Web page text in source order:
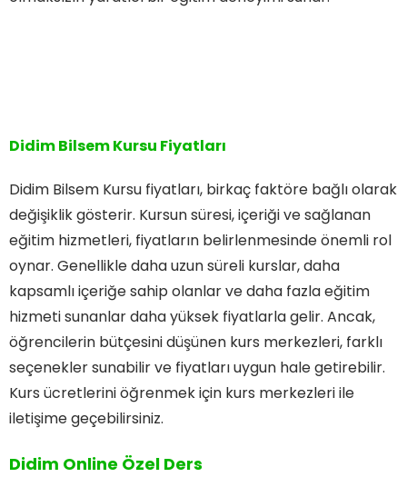
Didim Bilsem Kursu Fiyatları
Didim Bilsem Kursu fiyatları, birkaç faktöre bağlı olarak
değişiklik gösterir. Kursun süresi, içeriği ve sağlanan
eğitim hizmetleri, fiyatların belirlenmesinde önemli rol
oynar. Genellikle daha uzun süreli kurslar, daha
kapsamlı içeriğe sahip olanlar ve daha fazla eğitim
hizmeti sunanlar daha yüksek fiyatlarla gelir. Ancak,
öğrencilerin bütçesini düşünen kurs merkezleri, farklı
seçenekler sunabilir ve fiyatları uygun hale getirebilir.
Kurs ücretlerini öğrenmek için kurs merkezleri ile
iletişime geçebilirsiniz.
Didim Online Özel Ders